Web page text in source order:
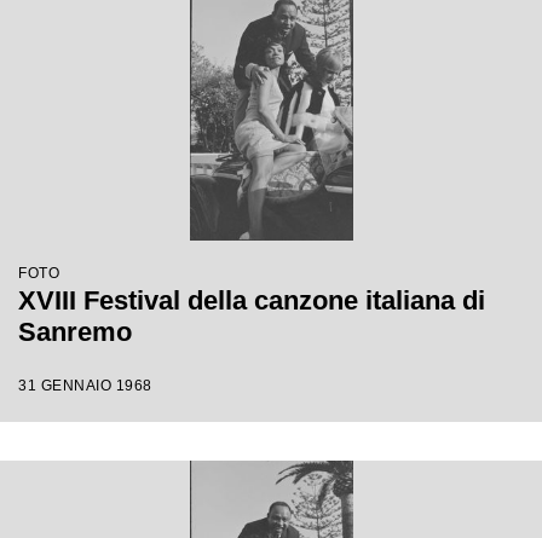
FOTO
XVIII Festival della canzone italiana di
Sanremo
31 GENNAIO 1968